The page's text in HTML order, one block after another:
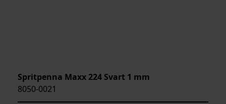
Spritpenna Maxx 224 Svart 1 mm
8050-0021